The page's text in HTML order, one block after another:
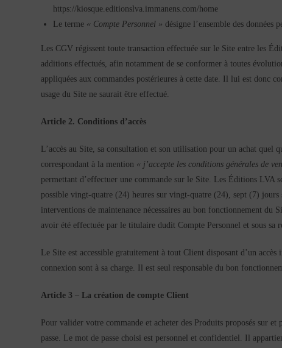
https://kiosque.editionslva.immanens.com/home
Le terme « Compte Personnel » désigne l’ensemble des données
Les CGV régissent toute transaction effectuée sur le Site entre les
additions effectués, afin notamment de se conformer à toutes
appliquées aux commandes postérieures à cette date. Il lui est donc
usage du Site ne saurait être effectué.
Article 2. Conditions d’accès
L’accès au Site, sa consultation et son utilisation pour un achat quel
correspondant à la mention « j’accepte les conditions générales de
permettant d’effectuer une commande sur le Site. Les Éditions LVA
possible vingt-quatre (24) heures sur vingt-quatre (24), sept (7) jours
interventions de maintenance nécessaires au bon fonctionnement du
avoir été effectuée par le titulaire dudit Compte Personnel et sous sa
Le Site est accessible gratuitement à tout Client disposant d’un
connexion sont à sa charge. Il est seul responsable du bon
Article 3 – La création de compte Client
Pour valider votre commande et acheter des Produits proposés sur
passe. Le mot de passe choisi est personnel et confidentiel. Il